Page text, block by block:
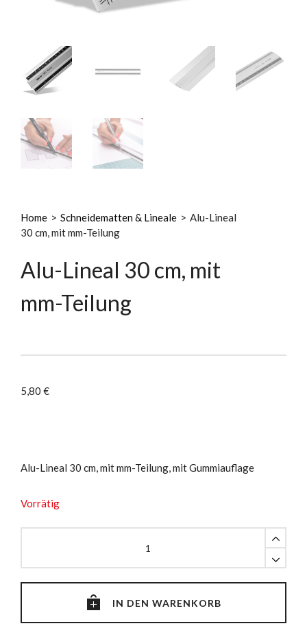
Home > Schneidematten & Lineale > Alu-Lineal
30 cm, mit mm-Teilung
Alu-Lineal 30 cm, mit
mm-Teilung
5,80 €
Alu-Lineal 30 cm, mit mm-Teilung, mit Gummiauflage
Vorrätig
30
cm,
Teilung
IN DEN WARENKORB